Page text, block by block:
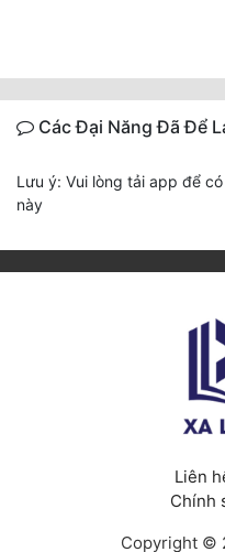
Các Đại Năng Đã Để
Lưu ý: Vui lòng tải app để
này
Liên
Chính
Copyright ©